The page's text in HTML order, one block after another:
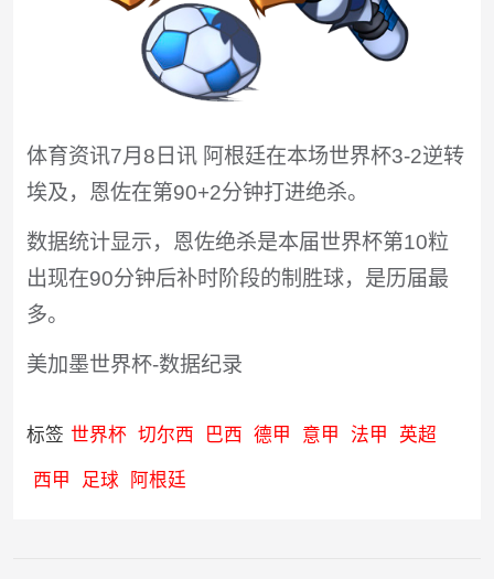
体育资讯7月8日讯 阿根廷在本场世界杯3-2逆转
埃及，恩佐在第90+2分钟打进绝杀。
数据统计显示，恩佐绝杀是本届世界杯第10粒
出现在90分钟后补时阶段的制胜球，是历届最
多。
美加墨世界杯-数据纪录
标签 世界杯 切尔西 巴西 德甲 意甲 法甲 英超
西甲 足球 阿根廷